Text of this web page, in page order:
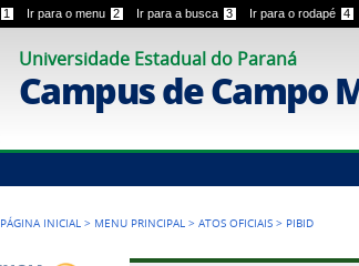
1 Ir para o menu 2 Ir para a busca 3 Ir para o rodapé 4
Universidade Estadual do Paraná
Campus de Campo
PÁGINA INICIAL > MENU PRINCIPAL >ATOS OFICIAIS > PIBID